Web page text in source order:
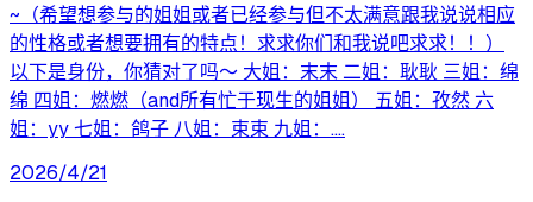
~（希望想参与的姐姐或者已经参与但不太满意跟我说说相应
的性格或者想要拥有的特点！求求你们和我说吧求求！！）
以下是身份，你猜对了吗～ 大姐：末末 二姐：耿耿 三姐：绵
绵 四姐：燃燃（and所有忙于现生的姐姐） 五姐：孜然 六
姐：yy 七姐：鸽子 八姐：束束 九姐：....
2026/4/21